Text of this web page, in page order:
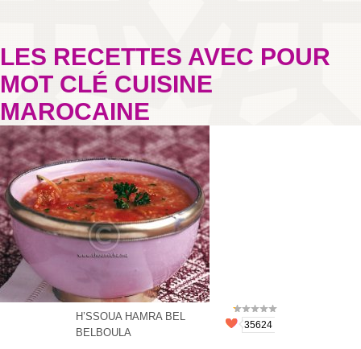
LES RECETTES AVEC POUR
MOT CLÉ CUISINE
MAROCAINE
H’SSOUA HAMRA BEL
BELBOULA
35624